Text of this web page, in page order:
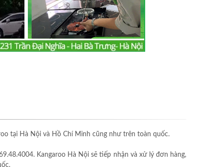
tại Hà Nội và Hồ Chí Minh cũng như trên toàn quốc.
Kangaroo Hà Nội sẽ tiếp nhận và xử lý đơn hàng,